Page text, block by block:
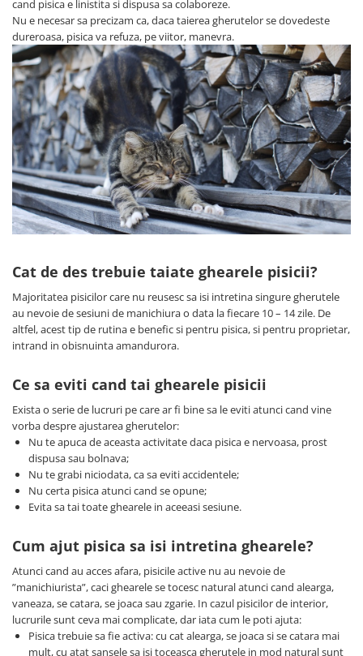
cand pisica e linistita si dispusa sa colaboreze.
Nu e necesar sa precizam ca, daca taierea gherutelor se dovedeste
dureroasa, pisica va refuza, pe viitor, manevra.
Cat de des trebuie taiate ghearele pisicii?
Majoritatea pisicilor care nu reusesc sa isi intretina singure gherutele
au nevoie de sesiuni de manichiura o data la fiecare 10 – 14 zile. De
altfel, acest tip de rutina e benefic si pentru pisica, si pentru proprietar,
intrand in obisnuinta amandurora.
Ce sa eviti cand tai ghearele pisicii
Exista o serie de lucruri pe care ar fi bine sa le eviti atunci cand vine
vorba despre ajustarea gherutelor:
Nu te apuca de aceasta activitate daca pisica e nervoasa, prost
dispusa sau bolnava;
Nu te grabi niciodata, ca sa eviti accidentele;
Nu certa pisica atunci cand se opune;
Evita sa tai toate ghearele in aceeasi sesiune.
Cum ajut pisica sa isi intretina ghearele?
Atunci cand au acces afara, pisicile active nu au nevoie de
”manichiurista”, caci ghearele se tocesc natural atunci cand alearga,
vaneaza, se catara, se joaca sau zgarie. In cazul pisicilor de interior,
lucrurile sunt ceva mai complicate, dar iata cum le poti ajuta:
Pisica trebuie sa fie activa: cu cat alearga, se joaca si se catara mai
mult, cu atat sansele sa isi toceasca gherutele in mod natural sunt